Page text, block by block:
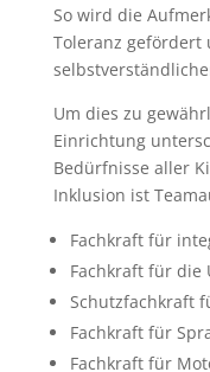
So wird die
Toleranz gefördert
Um dies zu
Einrichtung
Bedürfnisse aller
Inklusion ist
Fachkraft für
Fachkraft für die
Schutzfachkraft
Fachkraft für
Fachkraft für